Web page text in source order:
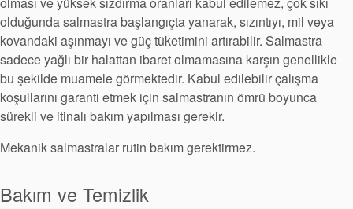
olduğunda salmastra başlangıçta yanarak, sızıntıyı, mil veya
kovandaki aşınmayı ve güç tüketimini artırabilir. Salmastra
sadece yağlı bir halattan ibaret olmamasına karşın genellikle
bu şekilde muamele görmektedir. Kabul edilebilir çalışma
koşullarını garanti etmek için salmastranın ömrü boyunca
sürekli ve itinalı bakım yapılması gerekir.
Mekanik salmastralar rutin bakım gerektirmez.
Bakım ve Temizlik